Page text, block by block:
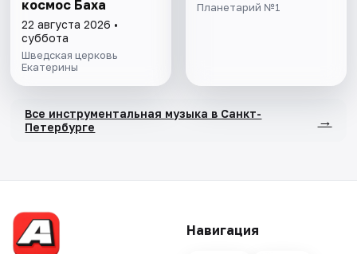
космос Баха
22 августа 2026 •
суббота
Шведская церковь
Екатерины
Планетарий №1
Все инструментальная музыка в Санкт-
Петербурге
→
Навигация